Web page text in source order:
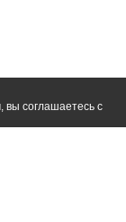
вы соглашаетесь с